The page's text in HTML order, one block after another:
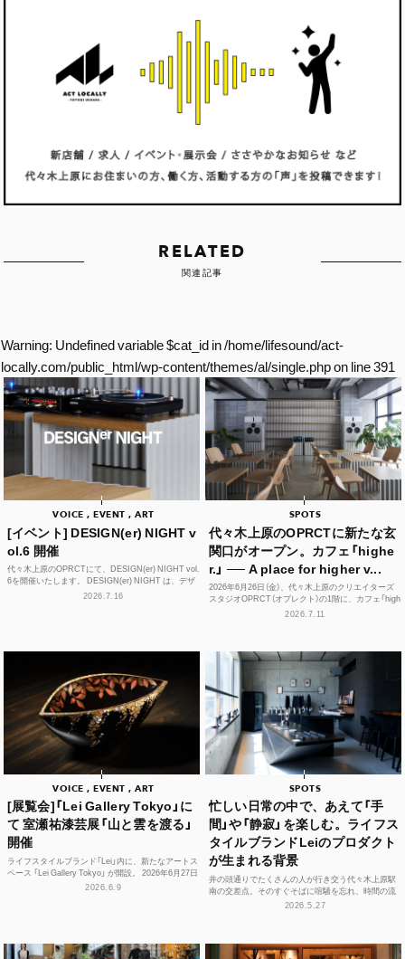
RELATED
関連記事
Warning: Undefined variable $cat_id in/home/lifesound/act-
locally.com/public_html/wp-content/themes/al/single.phpon line391
VOICE , EVENT , ART
[イベント] DESIGN(er) NIGHT v
ol.6 開催
代々木上原のOPRCTにて、DESIGN(er) NIGHT vol.
6を開催いたします。 DESIGN(er) NIGHT は、デザ
イナー、デザインに...2026.7.16
SPOTS
代々木上原のOPRCTに新たな玄
関口がオープン。カフェ「highe
r.」 ── A place for higher v...
2026年6月26日（金）、代々木上原のクリエイターズ
スタジオOPRCT（オプレクト）の1階に、カフェ「high
er.」（ハイアー）がグランドオープンし...
2026.7.11
VOICE , EVENT , ART
[展覧会]「Lei Gallery Tokyo」に
て 室瀬祐漆芸展「山と雲を渡る」
開催
ライフスタイルブランド「Lei」内に、新たなアートス
ペース 「Lei Gallery Tokyo」 が開設。 2026年6月27日
（土）から、初の企画展...2026.6.9
SPOTS
忙しい日常の中で、あえて「手
間」や「静寂」を楽しむ。ライフス
タイルブランドLeiのプロダクト
が生まれる背景
井の頭通りでたくさんの人が行き交う代々木上原駅
南の交差点。そのすぐそばに喧騒を忘れ、時間の流
れや感性をフラットに整えられる空間があります。
2026.5.27